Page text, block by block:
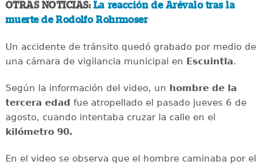
OTRAS NOTICIAS: La reacción de Arévalo tras la
muerte de Rodolfo Rohrmoser
Un accidente de tránsito quedó grabado por medio de
una cámara de vigilancia municipal en Escuintla.
Según la información del video, un hombre de la
tercera edad fue atropellado el pasado jueves 6 de
agosto, cuando intentaba cruzar la calle en el
kilómetro 90.
En el video se observa que el hombre caminaba por el